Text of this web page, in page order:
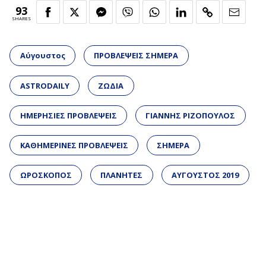
93
SHARES
Αύγουστος ΠΡΟΒΛΕΨΕΙΣ ΣΗΜΕΡΑ
ASTRODAILY ΖΩΔΙΑ
ΗΜΕΡΗΣΙΕΣ ΠΡΟΒΛΕΨΕΙΣ ΓΙΑΝΝΗΣ ΡΙΖΟΠΟΥΛΟΣ
ΚΑΘΗΜΕΡΙΝΕΣ ΠΡΟΒΛΕΨΕΙΣ ΣΗΜΕΡΑ
ΩΡΟΣΚΟΠΟΣ ΠΛΑΝΗΤΕΣ ΑΥΓΟΥΣΤΟΣ 2019